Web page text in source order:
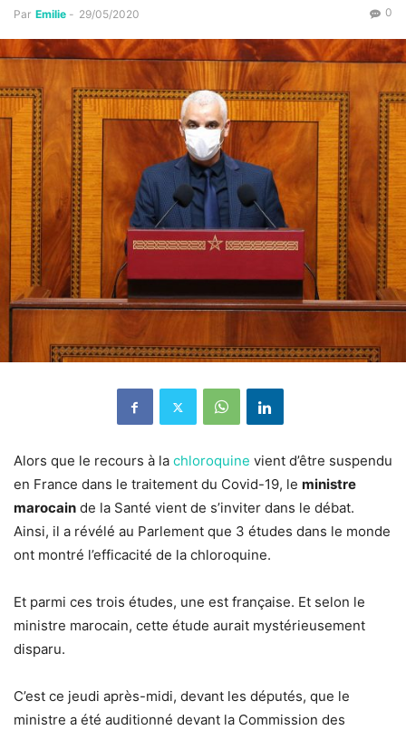
Par Emilie - 29/05/2020 0
Alors que le recours à la chloroquine vient d’être suspendu
en France dans le traitement du Covid-19, le ministre
marocain de la Santé vient de s’inviter dans le débat.
Ainsi, il a révélé au Parlement que 3 études dans le monde
ont montré l’efficacité de la chloroquine.
Et parmi ces trois études, une est française. Et selon le
ministre marocain, cette étude aurait mystérieusement
disparu.
C’est ce jeudi après-midi, devant les députés, que le
ministre a été auditionné devant la Commission des